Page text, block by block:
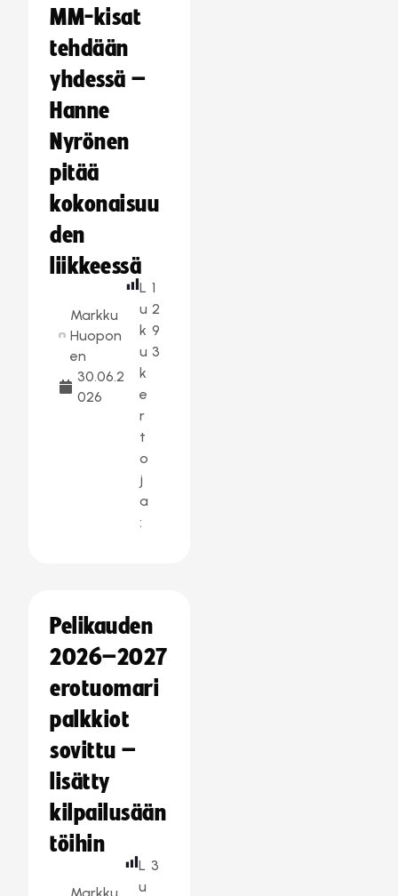
MM-kisat
tehdään
yhdessä –
Hanne
Nyrönen
pitää
kokonaisuu
den
liikkeessä
Markku
Huopon
en
30.06.2
026
L
u
k
u
k
e
r
t
o
j
a
:
1
2
9
3
Pelikauden
2026–2027
erotuomari
palkkiot
sovittu –
lisätty
kilpailusään
töihin
L
u
3